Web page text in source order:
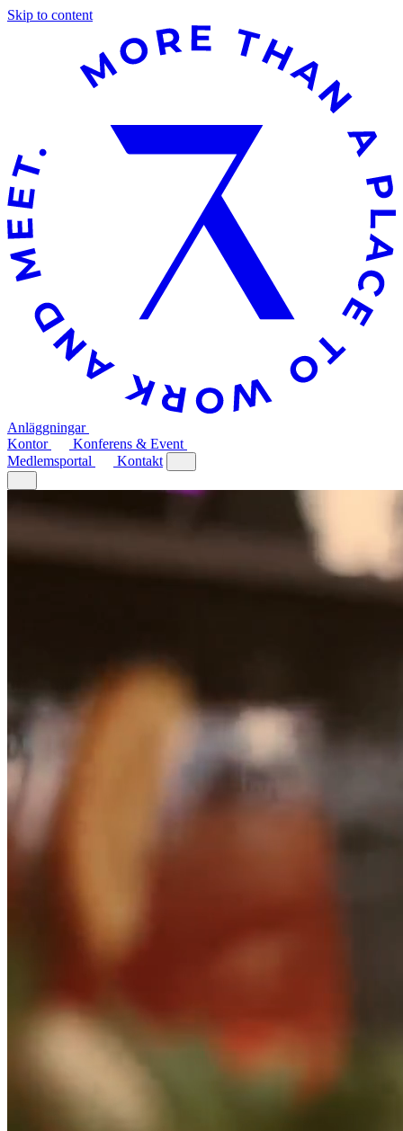
Skip to content
Anläggningar
Kontor
Konferens & Event
Medlemsportal
Kontakt